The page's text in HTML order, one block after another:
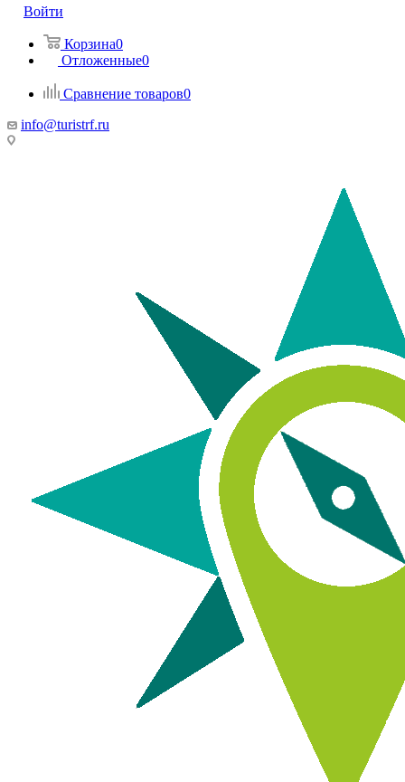
Войти
Корзина0
Отложенные0
Сравнение товаров0
info@turistrf.ru